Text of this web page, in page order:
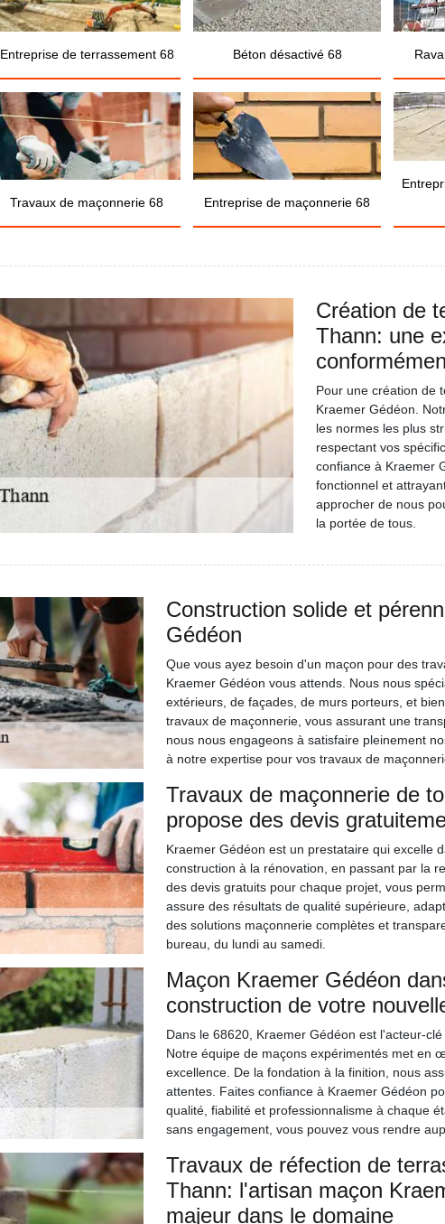
Entreprise de terrassement 68 Béton désactivé 68
Travaux de maçonnerie 68 Entreprise de maçonnerie 68
Création de
Thann: une
Pour une création de
Kraemer Gédéon.
les normes les plus
respectant vos
confiance à Kraemer
fonctionnel et
approcher de nous
la portée de tous.
Construction solide et
Gédéon
Que vous ayez besoin d'un maçon pour des
Kraemer Gédéon vous attends. Nous nous
extérieurs, de façades, de murs porteurs, et
travaux de maçonnerie, vous assurant une
nous nous engageons à satisfaire pleinement
à notre expertise pour vos travaux de
Travaux de maçonnerie de
propose des devis
Kraemer Gédéon est un prestataire qui excelle
construction à la rénovation, en passant par la
des devis gratuits pour chaque projet, vous
assure des résultats de qualité supérieure,
des solutions maçonnerie complètes et
bureau, du lundi au samedi.
Maçon Kraemer Gédéon
construction de votre
Dans le 68620, Kraemer Gédéon est l'acteur-
Notre équipe de maçons expérimentés met en
excellence. De la fondation à la finition, nous
attentes. Faites confiance à Kraemer Gédéon
qualité, fiabilité et professionnalisme à chaque
sans engagement, vous pouvez vous rendre
Travaux de réfection de
Thann: l'artisan maçon
majeur dans le domaine